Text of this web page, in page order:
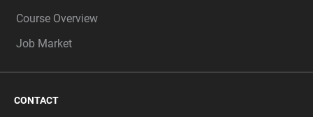
Course Overview
Job Market
CONTACT